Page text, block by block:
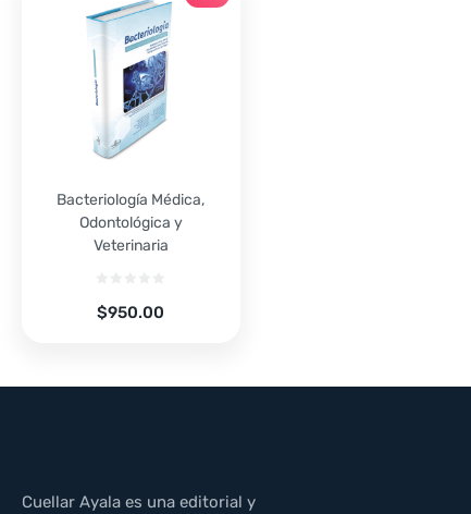
Bacteriología Médica,
Odontológica y
Veterinaria
$950.00
Cuellar Ayala es una editorial y